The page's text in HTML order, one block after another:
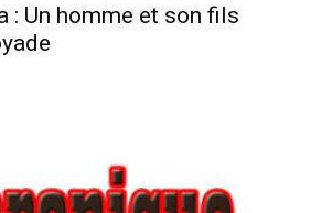
: Un homme et son fils